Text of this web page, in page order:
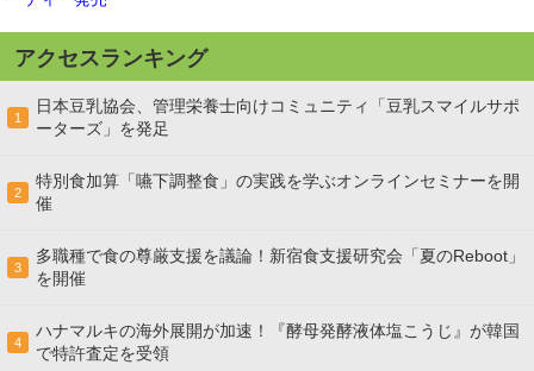
アクセスランキング
1
日本豆乳協会、管理栄養士向けコミュニティ「豆乳スマイルサポ
ーターズ」を発足
2
特別食加算「嚥下調整食」の実践を学ぶオンラインセミナーを開
催
3
多職種で食の尊厳支援を議論！新宿食支援研究会「夏のReboot」
を開催
4
ハナマルキの海外展開が加速！『酵母発酵液体塩こうじ』が韓国
で特許査定を受領